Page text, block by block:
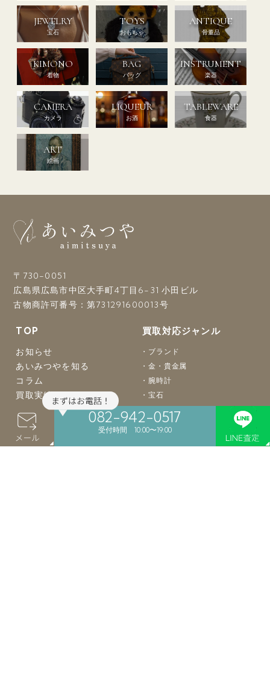
JEWELRY
宝石
TOYS
おもちゃ
ANTIQUE
骨董品
KIMONO
着物
BAG
バッグ
INSTRUMENT
楽器
CAMERA
カメラ
LIQUEUR
お酒
TABLEWARE
食器
ART
絵画
〒730-0051
広島県広島市中区大手町4丁目6-31 小田ビル
古物商許可番号：第731291600013号
TOP
お知らせ
あいみつやを知る
コラム
買取実績
買取対応ジャンル
ブランド
金・貴金属
腕時計
宝石
おもちゃ
骨董品
082-942-0517
受付時間 10:00〜19:00